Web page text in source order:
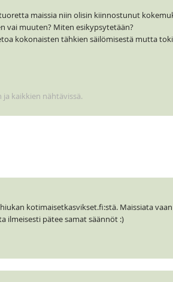
maissia niin olisin kiinnostunut
vai muuten? Miten esikypsytetään?
kokonaisten tähkien säilömisestä mutta
kaikkien nähtävissä.
kotimaisetkasvikset.fi:stä. Maissiata
ilmeisesti pätee samat säännöt :)